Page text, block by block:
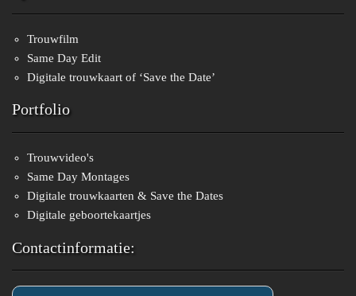
Trouwfilm
Same Day Edit
Digitale trouwkaart of ‘Save the Date’
Portfolio
Trouwvideo's
Same Day Montages
Digitale trouwkaarten & Save the Dates
Digitale geboortekaartjes
Contactinformatie: